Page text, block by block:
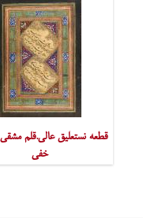
قطعه نستعلیق عالی.قلم
خفی